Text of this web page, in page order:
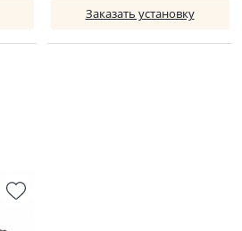
Заказать установку